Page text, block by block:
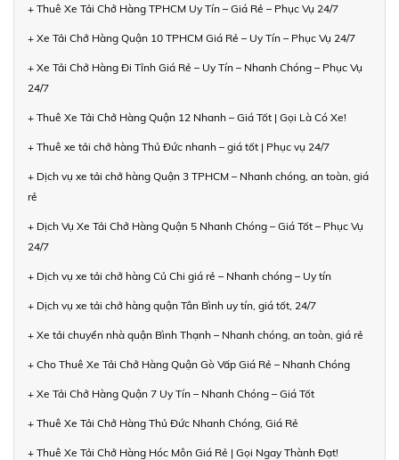
+ Thuê Xe Tải Chở Hàng TPHCM Uy Tín – Giá Rẻ – Phục Vụ 24/7
+ Xe Tải Chở Hàng Quận 10 TPHCM Giá Rẻ – Uy Tín – Phục Vụ 24/7
+ Xe Tải Chở Hàng Đi Tỉnh Giá Rẻ – Uy Tín – Nhanh Chóng – Phục Vụ
24/7
+ Thuê Xe Tải Chở Hàng Quận 12 Nhanh – Giá Tốt | Gọi Là Có Xe!
+ Thuê xe tải chở hàng Thủ Đức nhanh – giá tốt | Phục vụ 24/7
+ Dịch vụ xe tải chở hàng Quận 3 TPHCM – Nhanh chóng, an toàn, giá
rẻ
+ Dịch Vụ Xe Tải Chở Hàng Quận 5 Nhanh Chóng – Giá Tốt – Phục Vụ
24/7
+ Dịch vụ xe tải chở hàng Củ Chi giá rẻ – Nhanh chóng – Uy tín
+ Dịch vụ xe tải chở hàng quận Tân Bình uy tín, giá tốt, 24/7
+ Xe tải chuyển nhà quận Bình Thạnh – Nhanh chóng, an toàn, giá rẻ
+ Cho Thuê Xe Tải Chở Hàng Quận Gò Vấp Giá Rẻ – Nhanh Chóng
+ Xe Tải Chở Hàng Quận 7 Uy Tín – Nhanh Chóng – Giá Tốt
+ Thuê Xe Tải Chở Hàng Thủ Đức Nhanh Chóng, Giá Rẻ
+ Thuê Xe Tải Chở Hàng Hóc Môn Giá Rẻ | Gọi Ngay Thành Đạt!